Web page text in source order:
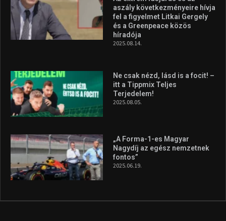
aszály következményeire hívja
fel a figyelmet Litkai Gergely
és a Greenpeace közös
híradója
2025.08.14.
Ne csak nézd, lásd is a focit! –
itt a Tippmix Teljes
Terjedelem!
2025.08.05.
„A Forma-1-es Magyar
Nagydíj az egész nemzetnek
fontos”
2025.06.19.